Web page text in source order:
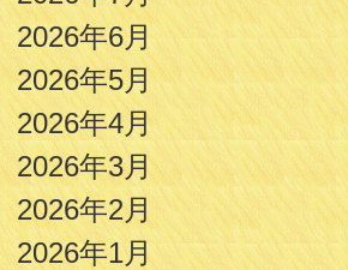
2026年6月
2026年5月
2026年4月
2026年3月
2026年2月
2026年1月